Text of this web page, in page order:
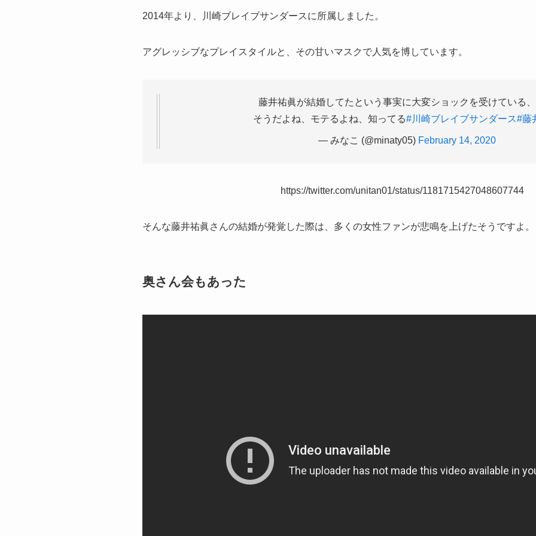
2014年より、川崎ブレイブサンダースに所属しました。
アグレッシブなプレイスタイルと、その甘いマスクで人気を博しています。
藤井祐眞が結婚してたという事実に大変ショックを受けている、
そうだよね、モテるよね、知ってる#川崎ブレイブサンダース#藤
— みなこ (@minaty05) February 14, 2020
https://twitter.com/unitan01/status/1181715427048607744
そんな藤井祐眞さんの結婚が発覚した際は、多くの女性ファンが悲鳴を上げたそうですよ。
奥さん会もあった